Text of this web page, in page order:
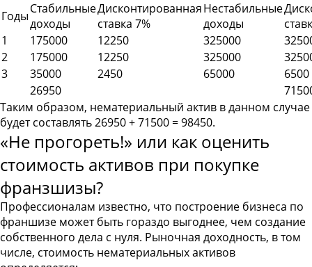
ГодыСтабильные
доходы
Дисконтированная
ставка 7%
Нестабильные
доходы
1
175000 12250 325000
2
175000 12250 325000
3
35000 2450 65000
6500
26950
Таким образом, нематериальный актив в данном случае
будет составлять26950 + 71500 = 98450.
«Не прогореть!» или как оценить
стоимость активов при покупке
франзшизы?
Профессионалам известно, что построение бизнеса по
франшизе может быть гораздо выгоднее, чем создание
собственного дела с нуля. Рыночная доходность, в том
числе, стоимость нематериальных активов